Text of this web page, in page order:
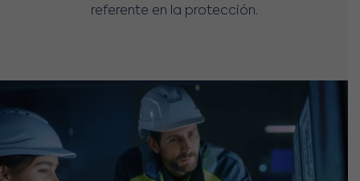
referente en la protección.